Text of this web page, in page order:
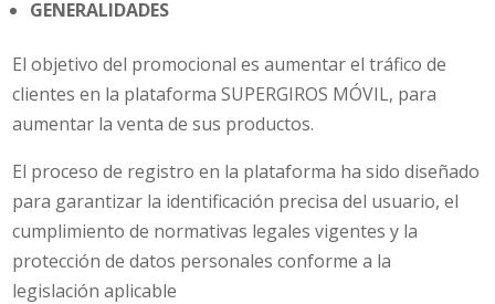
GENERALIDADES
El objetivo del promocional es aumentar el tráfico de
clientes en la plataforma SUPERGIROS MÓVIL, para
aumentar la venta de sus productos.
El proceso de registro en la plataforma ha sido diseñado
para garantizar la identificación precisa del usuario, el
cumplimiento de normativas legales vigentes y la
protección de datos personales conforme a la
legislación aplicable